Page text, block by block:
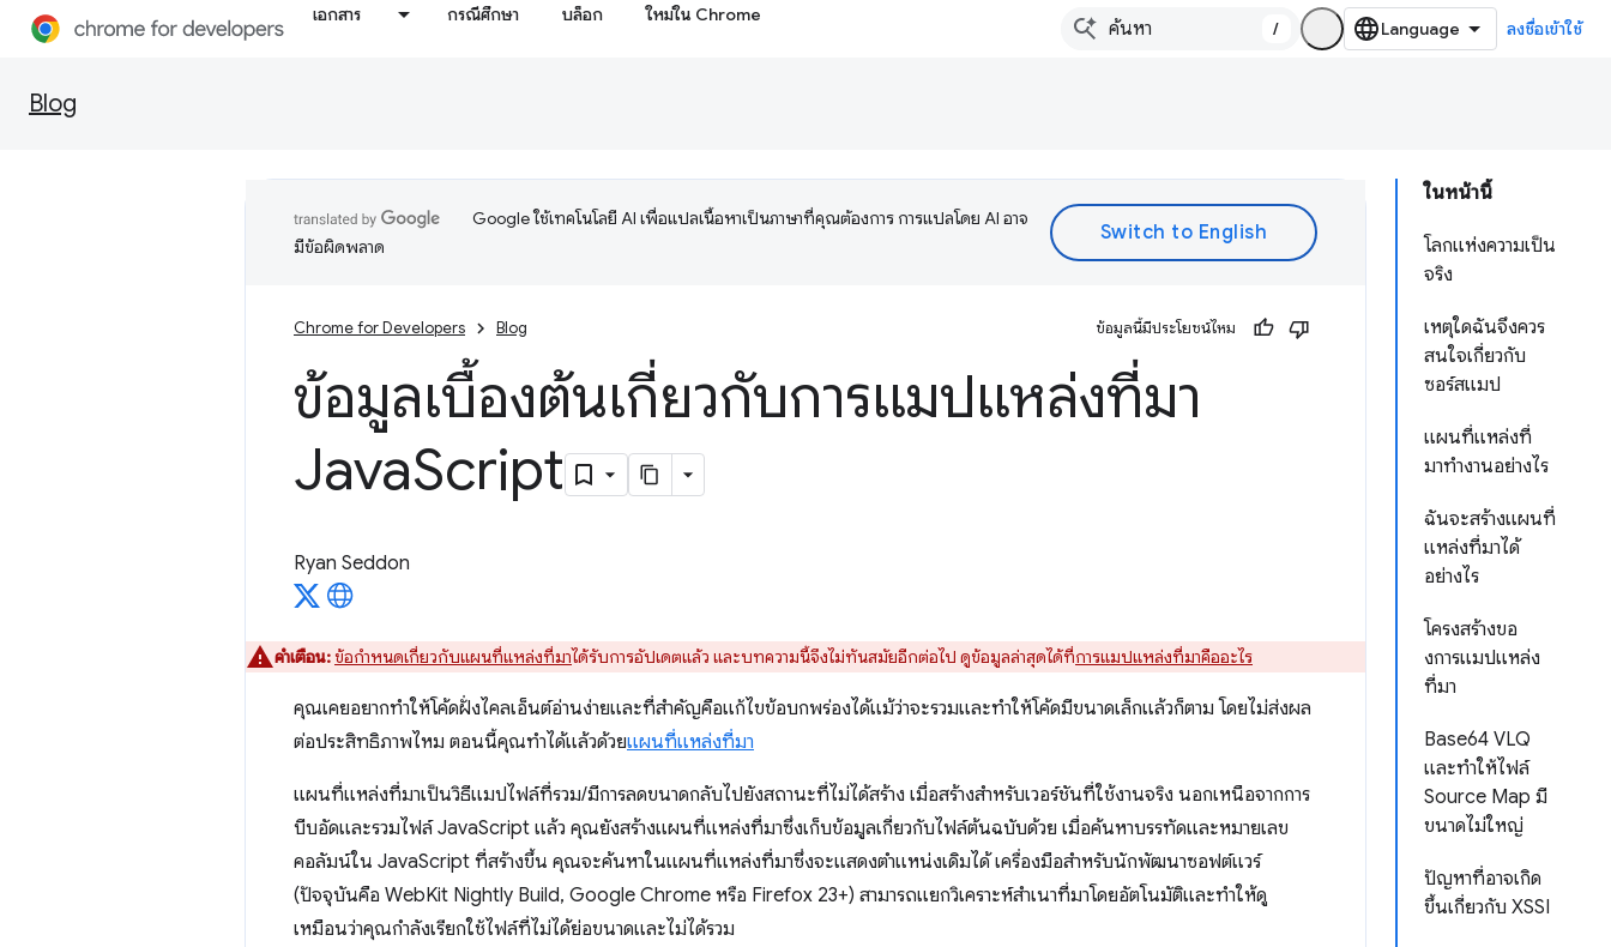
เอกสาร กรณีศึกษา บล็อก ใหม่ใน Chrome
/ ลงชื่อเข้าใช้
Blog
ในหน้านี้
โลกแห่งความเป็น
จริง
เหตุใดฉันจึงควร
สนใจเกี่ยวกับ
ซอร์สแมป
แผนที่แหล่งที่
มาทํางานอย่างไร
ฉันจะสร้างแผนที่
แหล่งที่มาได้
อย่างไร
โครงสร้างขอ
งการแมปแหล่ง
ที่มา
Base64 VLQ
และทำให้ไฟล์
Source Map มี
ขนาดไม่ใหญ่
ปัญหาที่อาจเกิด
ขึ้นเกี่ยวกับ XSSI
Google ใช้เทคโนโลยี AI เพื่อแปลเนื้อหาเป็นภาษาที่คุณต้องการ การแปลโดย AI อาจ
มีข้อผิดพลาด
Chrome for Developers Blog ข้อมูลนี้มีประโยชน์ไหม
ข้อมูลเบื้องต้นเกี่ยวกับการแมปแหล่งที่มา
JavaScript
Ryan Seddon
คำเตือน:ข้อกำหนดเกี่ยวกับแผนที่แหล่งที่มาได้รับการอัปเดตแล้ว และบทความนี้จึงไม่ทันสมัยอีกต่อไป ดูข้อมูลล่าสุดได้ที่การแมปแหล่งที่มาคืออะไร
คุณเคยอยากทำให้โค้ดฝั่งไคลเอ็นต์อ่านง่ายและที่สำคัญคือแก้ไขข้อบกพร่องได้แม้ว่าจะรวมและทำให้โค้ดมีขนาดเล็กแล้วก็ตาม โดยไม่ส่งผล
ต่อประสิทธิภาพไหม ตอนนี้คุณทำได้แล้วด้วยแผนที่แหล่งที่มา
แผนที่แหล่งที่มาเป็นวิธีแมปไฟล์ที่รวม/มีการลดขนาดกลับไปยังสถานะที่ไม่ได้สร้าง เมื่อสร้างสำหรับเวอร์ชันที่ใช้งานจริง นอกเหนือจากการ
บีบอัดและรวมไฟล์ JavaScript แล้ว คุณยังสร้างแผนที่แหล่งที่มาซึ่งเก็บข้อมูลเกี่ยวกับไฟล์ต้นฉบับด้วย เมื่อค้นหาบรรทัดและหมายเลข
คอลัมน์ใน JavaScript ที่สร้างขึ้น คุณจะค้นหาในแผนที่แหล่งที่มาซึ่งจะแสดงตำแหน่งเดิมได้ เครื่องมือสําหรับนักพัฒนาซอฟต์แวร์
(ปัจจุบันคือ WebKit Nightly Build, Google Chrome หรือ Firefox 23+) สามารถแยกวิเคราะห์สําเนาที่มาโดยอัตโนมัติและทําให้ดู
เหมือนว่าคุณกําลังเรียกใช้ไฟล์ที่ไม่ได้ย่อขนาดและไม่ได้รวม